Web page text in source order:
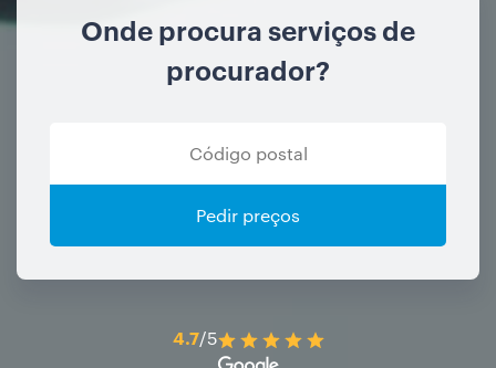
Onde procura serviços de
procurador?
Pedir preços
4.7/5